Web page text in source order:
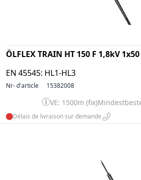
ÖLFLEX TRAIN HT 150 F 1,8kV 1x50
EN 45545: HL1-HL3
Nr- d'article 15382008
VE: 1500m (fix)
Délais de livraison sur demande